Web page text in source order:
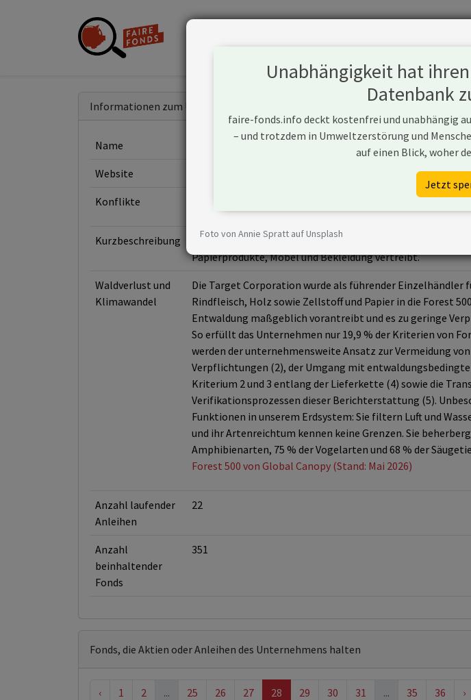
Informationen zum Unternehmen
Name
Website
Konflikte
Kurzbeschreibung
Die Target Corporation ist ein führendes US-
Papierprodukte, Möbel und Bekleidung vertreibt.
Waldverlust und
Klimawandel
Die Target Corporation wurde als führender Einzelhändler
Rindfleisch, Holz sowie Zellstoff und Papier in die Forest
Entwaldung maßgeblich vorantreibt und es zu geringe
So erfüllt das Unternehmen nur 19,9 % der Kriterien von
werden der unternehmensweite Ansatz zur Vermeidung
Verpflichtungen (2), der Umgang mit
Kriterium 2 und 3 entlang der Lieferkette (4) sowie die
Verifikationsprozessen dieser Berichterstattung (5).
Funktionen in unserem Erdsystem: Sie filtern Luft und
und ihr Artenreichtum kennen keine Grenzen. Sie
Amphibienarten, 75 % der Vogelarten und 68 % der
Forest 500 von Global Canopy (Stand: Mai 2026)
Anzahl laufender
Anleihen
22
Anzahl
beinhaltender
Fonds
351
Fonds, die Aktien oder Anleihen des Unternehmens halten
‹ 1 2 ... 25 26 27 28 29 30 31 ... 35 36 ›
Unabhängigkeit hat
Datenbank
faire-fonds.info deckt kostenfrei und unabhängig
– und trotzdem in Umweltzerstörung und
auf einen Blick, woher
Jetzt
Foto von Annie Spratt auf Unsplash